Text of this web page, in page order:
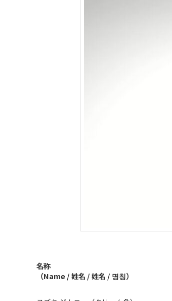
名称
（Name / 姓名 / 姓名 / 명칭）